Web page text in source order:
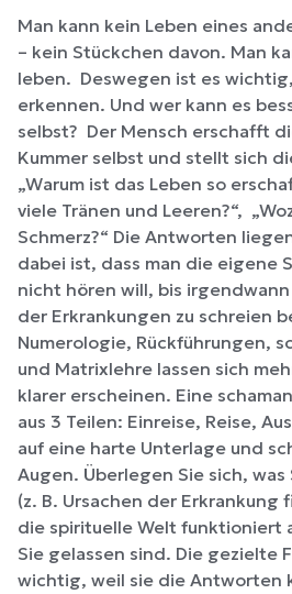
Man kann kein Leben eines
– kein Stückchen davon. Man
leben. Deswegen ist es
erkennen. Und wer kann es
selbst? Der Mensch erschafft
Kummer selbst und stellt sich
„Warum ist das Leben so
viele Tränen und Leeren?“,
Schmerz?“ Die Antworten
dabei ist, dass man die eigene
nicht hören will, bis
der Erkrankungen zu schreien
Numerologie, Rückführungen,
und Matrixlehre lassen sich
klarer erscheinen. Eine
aus 3 Teilen: Einreise, Reise,
auf eine harte Unterlage und
Augen. Überlegen Sie sich,
(z. B. Ursachen der
die spirituelle Welt funktioniert
Sie gelassen sind. Die gezielte
wichtig, weil sie die Antworten